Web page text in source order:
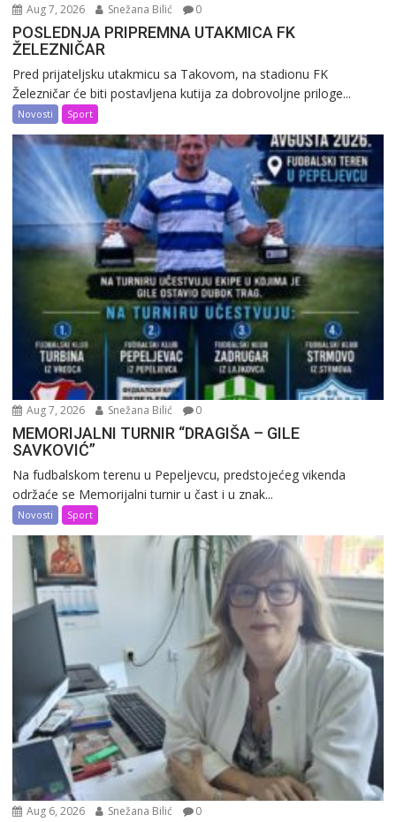
Aug 7, 2026 Snežana Bilić 0
POSLEDNJA PRIPREMNA UTAKMICA FK
ŽELEZNIČAR
Pred prijateljsku utakmicu sa Takovom, na stadionu FK
Železničar će biti postavljena kutija za dobrovoljne priloge...
Novosti Sport
Aug 7, 2026 Snežana Bilić 0
MEMORIJALNI TURNIR “DRAGIŠA – GILE
SAVKOVIĆ”
Na fudbalskom terenu u Pepeljevcu, predstojećeg vikenda
održaće se Memorijalni turnir u čast i u znak...
Novosti Sport
Aug 6, 2026 Snežana Bilić 0